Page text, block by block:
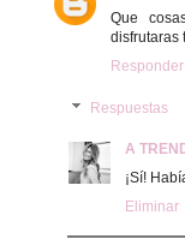
Que
disfrutaras
Responder
Respuestas
A
¡Sí!
Eliminar